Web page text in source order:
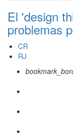
El 'design
problemas
CR
RJ